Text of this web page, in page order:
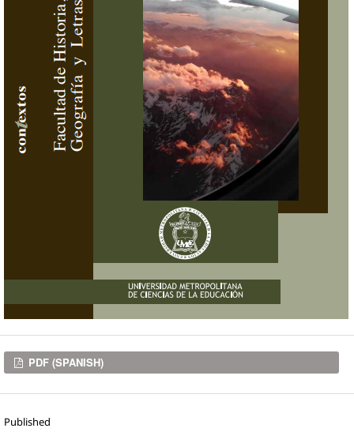
Downloads
PDF (SPANISH)
Published